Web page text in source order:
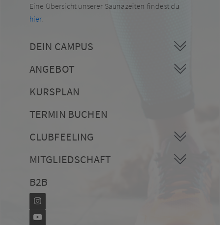
DEIN CAMPUS
ANGEBOT
KURSPLAN
TERMIN BUCHEN
Eine Übersicht unserer Saunazeiten findest du
hier.
CLUBFEELING
MITGLIEDSCHAFT
B2B